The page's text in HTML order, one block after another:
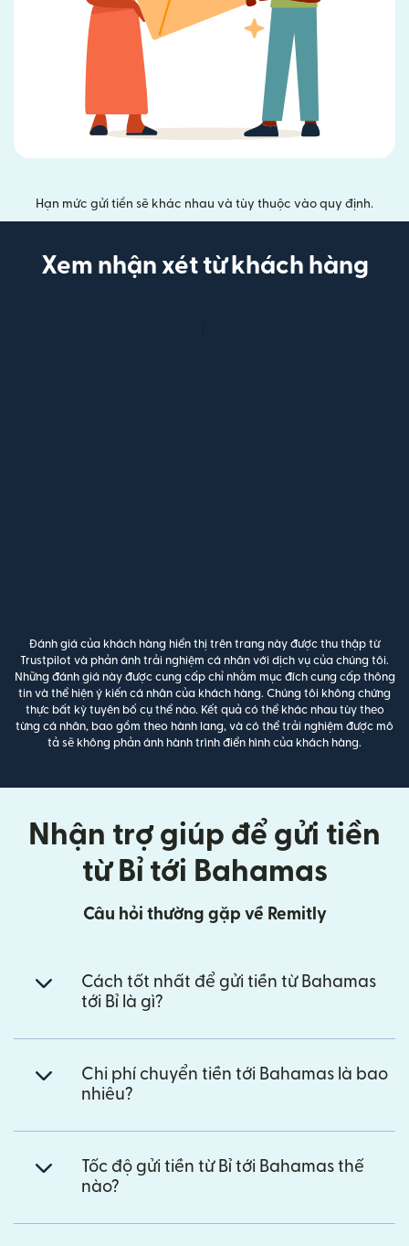
Hạn mức gửi tiền sẽ khác nhau và tùy thuộc vào quy định.
Xem nhận xét từ khách hàng
Đánh giá của khách hàng hiển thị trên trang này được thu thập từ
Trustpilot và phản ánh trải nghiệm cá nhân với dịch vụ của chúng tôi.
Những đánh giá này được cung cấp chỉ nhằm mục đích cung cấp thông
tin và thể hiện ý kiến cá nhân của khách hàng. Chúng tôi không chứng
thực bất kỳ tuyên bố cụ thể nào. Kết quả có thể khác nhau tùy theo
từng cá nhân, bao gồm theo hành lang, và có thể trải nghiệm được mô
tả sẽ không phản ánh hành trình điển hình của khách hàng.
Nhận trợ giúp để gửi tiền
từ Bỉ tới Bahamas
Câu hỏi thường gặp về Remitly
Cách tốt nhất để gửi tiền từ Bahamas
tới Bỉ là gì?
Chi phí chuyển tiền tới Bahamas là bao
nhiêu?
Tốc độ gửi tiền từ Bỉ tới Bahamas thế
nào?